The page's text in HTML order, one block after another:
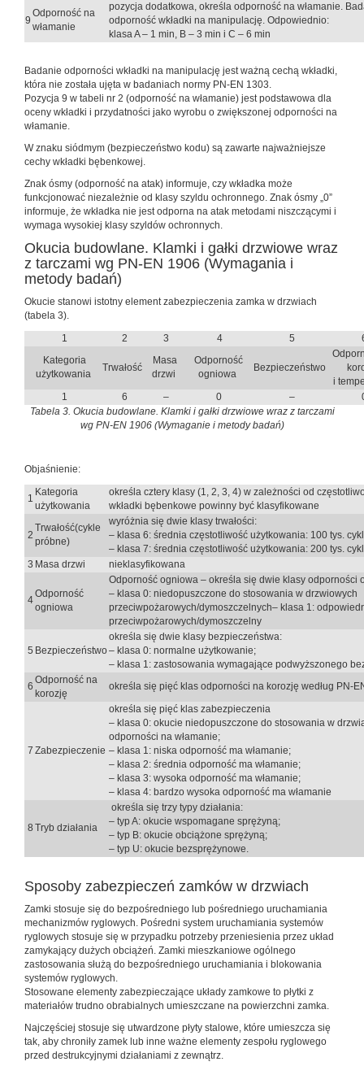
9
Odporność na
włamanie
pozycja dodatkowa, określa odporność na włamanie.
odporność wkładki na manipulację. Odpowiednio:
klasa A – 1 min, B – 3 min i C – 6 min
Badanie odporności wkładki na manipulację jest ważną cechą wkładki,
która nie została ujęta w badaniach normy PN-EN 1303.
Pozycja 9 w tabeli nr 2 (odporność na włamanie) jest podstawowa dla
oceny wkładki i przydatności jako wyrobu o zwiększonej odporności na
włamanie.
W znaku siódmym (bezpieczeństwo kodu) są zawarte najważniejsze
cechy wkładki bębenkowej.
Znak ósmy (odporność na atak) informuje, czy wkładka może
funkcjonować niezależnie od klasy szyldu ochronnego. Znak ósmy „0”
informuje, że wkładka nie jest odporna na atak metodami niszczącymi i
wymaga wysokiej klasy szyldów ochronnych.
Okucia budowlane. Klamki i gałki drzwiowe wraz
z tarczami wg PN-EN 1906 (Wymagania i
metody badań)
Okucie stanowi istotny element zabezpieczenia zamka w drzwiach
(tabela 3).
1
2 3 4 5
Kategoria
użytkowania
Trwałość
Masa
drzwi
Odporność
ogniowa
Bezpieczeństwo
i
1
6 – 0 –
Tabela 3. Okucia budowlane. Klamki i gałki drzwiowe wraz z tarczami
wg PN-EN 1906 (Wymaganie i metody badań)
Objaśnienie:
1
Kategoria
użytkowania
określa cztery klasy (1, 2, 3, 4) w zależności od
wkładki bębenkowe powinny być klasyfikowane
2
Trwałość(cykle
próbne)
wyróżnia się dwie klasy trwałości:
– klasa 6: średnia częstotliwość użytkowania: 100 tys.
– klasa 7: średnia częstotliwość użytkowania: 200 tys.
3 Masa drzwi nieklasyfikowana
4
Odporność
ogniowa
Odporność ogniowa – określa się dwie klasy odporności
– klasa 0: niedopuszczone do stosowania w drzwiowych
przeciwpożarowych/dymoszczelnych– klasa 1:
przeciwpożarowych/dymoszczelny
5 Bezpieczeństwo
określa się dwie klasy bezpieczeństwa:
– klasa 0: normalne użytkowanie;
– klasa 1: zastosowania wymagające podwyższonego
6
Odporność na
korozję
określa się pięć klas odporności na korozję według PN-
7 Zabezpieczenie
określa się pięć klas zabezpieczenia
– klasa 0: okucie niedopuszczone do stosowania w
odporności na włamanie;
– klasa 1: niska odporność ma włamanie;
– klasa 2: średnia odporność ma włamanie;
– klasa 3: wysoka odporność ma włamanie;
– klasa 4: bardzo wysoka odporność ma włamanie
8 Tryb działania
określa się trzy typy działania:
– typ A: okucie wspomagane sprężyną;
– typ B: okucie obciążone sprężyną;
– typ U: okucie bezsprężynowe.
Sposoby zabezpieczeń zamków w drzwiach
Zamki stosuje się do bezpośredniego lub pośredniego uruchamiania
mechanizmów ryglowych. Pośredni system uruchamiania systemów
ryglowych stosuje się w przypadku potrzeby przeniesienia przez układ
zamykający dużych obciążeń. Zamki mieszkaniowe ogólnego
zastosowania służą do bezpośredniego uruchamiania i blokowania
systemów ryglowych.
Stosowane elementy zabezpieczające układy zamkowe to płytki z
materiałów trudno obrabialnych umieszczane na powierzchni zamka.
Najczęściej stosuje się utwardzone płyty stalowe, które umieszcza się
tak, aby chroniły zamek lub inne ważne elementy zespołu ryglowego
przed destrukcyjnymi działaniami z zewnątrz.